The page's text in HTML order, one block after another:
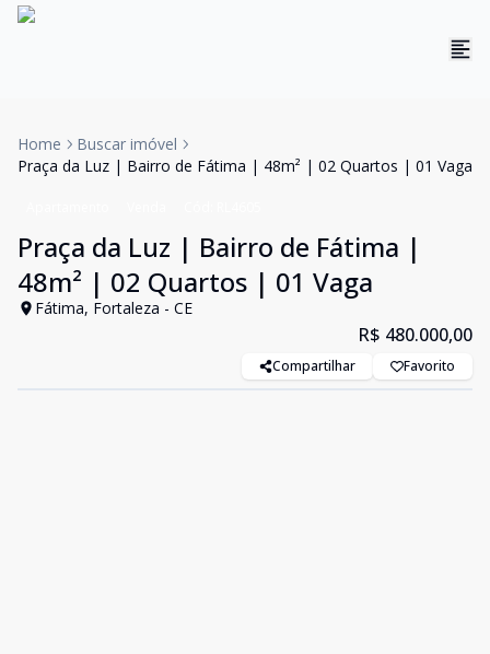
Home
Buscar imóvel
Praça da Luz | Bairro de Fátima | 48m² | 02 Quartos | 01 Vaga
Praça da Luz | Bairro de Fátima |
48m² | 02 Quartos | 01 Vaga
Fátima, Fortaleza - CE
R$ 480.000,00
Compartilhar Favorito